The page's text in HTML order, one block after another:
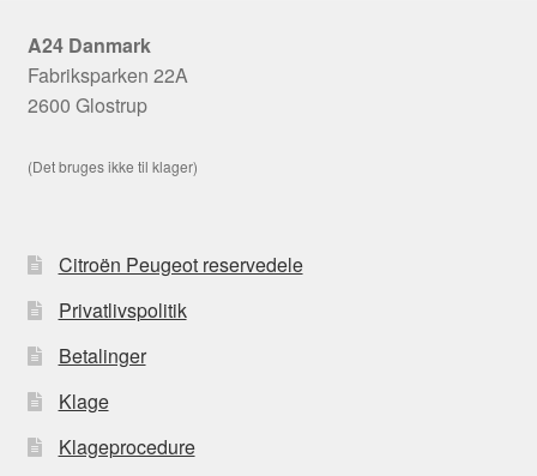
A24 Danmark
Fabriksparken 22A
2600 Glostrup
(Det bruges ikke til klager)
Citroën Peugeot reservedele
Privatlivspolitik
Betalinger
Klage
Klageprocedure